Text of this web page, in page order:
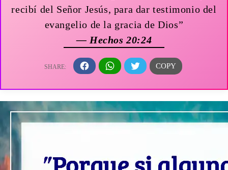
recibí del Señor Jesús, para dar testimonio del
evangelio de la gracia de Dios”
— Hechos 20:24